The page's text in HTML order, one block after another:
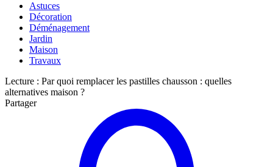
Astuces
Décoration
Déménagement
Jardin
Maison
Travaux
Lecture : Par quoi remplacer les pastilles chausson : quelles
alternatives maison ?
Partager